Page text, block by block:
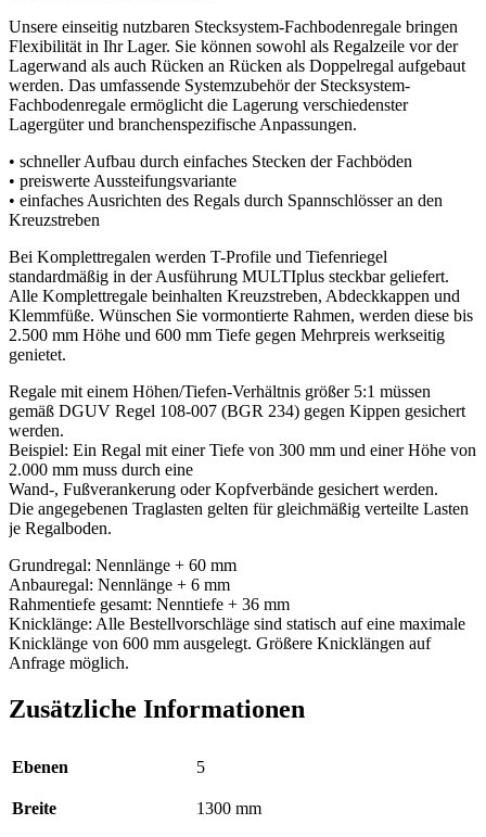
Unsere einseitig nutzbaren Stecksystem-Fachbodenregale bringen
Flexibilität in Ihr Lager. Sie können sowohl als Regalzeile vor der
Lagerwand als auch Rücken an Rücken als Doppelregal aufgebaut
werden. Das umfassende Systemzubehör der Stecksystem-
Fachbodenregale ermöglicht die Lagerung verschiedenster
Lagergüter und branchenspezifische Anpassungen.
• schneller Aufbau durch einfaches Stecken der Fachböden
• preiswerte Aussteifungsvariante
• einfaches Ausrichten des Regals durch Spannschlösser an den
Kreuzstreben
Bei Komplettregalen werden T-Profile und Tiefenriegel
standardmäßig in der Ausführung MULTIplus steckbar geliefert.
Alle Komplettregale beinhalten Kreuzstreben, Abdeckkappen und
Klemmfüße. Wünschen Sie vormontierte Rahmen, werden diese bis
2.500 mm Höhe und 600 mm Tiefe gegen Mehrpreis werkseitig
genietet.
Regale mit einem Höhen/Tiefen-Verhältnis größer 5:1 müssen
gemäß DGUV Regel 108-007 (BGR 234) gegen Kippen gesichert
werden.
Beispiel: Ein Regal mit einer Tiefe von 300 mm und einer Höhe von
2.000 mm muss durch eine
Wand-, Fußverankerung oder Kopfverbände gesichert werden.
Die angegebenen Traglasten gelten für gleichmäßig verteilte Lasten
je Regalboden.
Grundregal: Nennlänge + 60 mm
Anbauregal: Nennlänge + 6 mm
Rahmentiefe gesamt: Nenntiefe + 36 mm
Knicklänge: Alle Bestellvorschläge sind statisch auf eine maximale
Knicklänge von 600 mm ausgelegt. Größere Knicklängen auf
Anfrage möglich.
Zusätzliche Informationen
Ebenen 5
Breite 1300 mm